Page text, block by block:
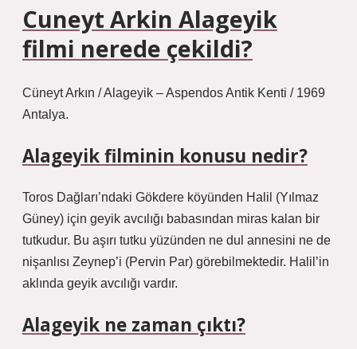
Cuneyt Arkin Alageyik
filmi nerede çekildi?
Cüneyt Arkın / Alageyik – Aspendos Antik Kenti / 1969
Antalya.
Alageyik filminin konusu nedir?
Toros Dağları’ndaki Gökdere köyünden Halil (Yılmaz
Güney) için geyik avcılığı babasından miras kalan bir
tutkudur. Bu aşırı tutku yüzünden ne dul annesini ne de
nişanlısı Zeynep’i (Pervin Par) görebilmektedir. Halil’in
aklında geyik avcılığı vardır.
Alageyik ne zaman çıktı?